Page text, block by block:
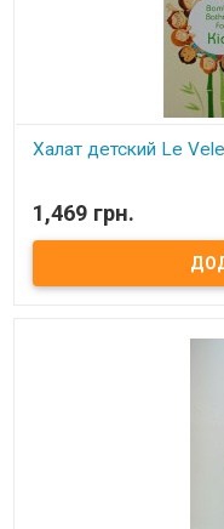
Халат детский Le
Халат детский Le Vele
бамбук, 35% хлопок.
1,469 грн.